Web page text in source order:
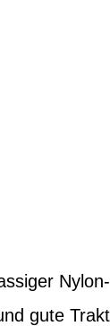
gute